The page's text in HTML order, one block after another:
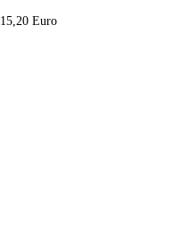
15,20 Euro